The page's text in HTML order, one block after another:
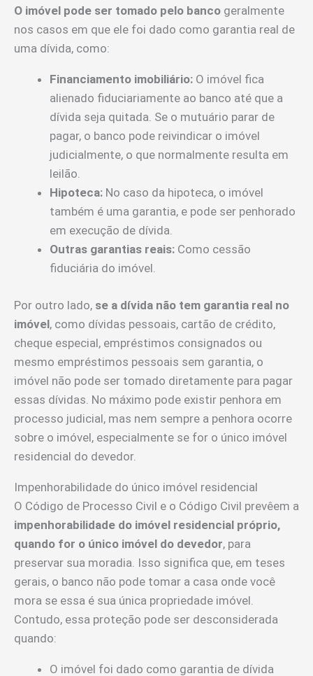
O imóvel pode ser tomado pelo banco geralmente
nos casos em que ele foi dado como garantia real de
uma dívida, como:
Financiamento imobiliário: O imóvel fica
alienado fiduciariamente ao banco até que a
dívida seja quitada. Se o mutuário parar de
pagar, o banco pode reivindicar o imóvel
judicialmente, o que normalmente resulta em
leilão.
Hipoteca: No caso da hipoteca, o imóvel
também é uma garantia, e pode ser penhorado
em execução de dívida.
Outras garantias reais: Como cessão
fiduciária do imóvel.
Por outro lado, se a dívida não tem garantia real no
imóvel, como dívidas pessoais, cartão de crédito,
cheque especial, empréstimos consignados ou
mesmo empréstimos pessoais sem garantia, o
imóvel não pode ser tomado diretamente para pagar
essas dívidas. No máximo pode existir penhora em
processo judicial, mas nem sempre a penhora ocorre
sobre o imóvel, especialmente se for o único imóvel
residencial do devedor.
Impenhorabilidade do único imóvel residencial
O Código de Processo Civil e o Código Civil prevêem a
impenhorabilidade do imóvel residencial próprio,
quando for o único imóvel do devedor, para
preservar sua moradia. Isso significa que, em teses
gerais, o banco não pode tomar a casa onde você
mora se essa é sua única propriedade imóvel.
Contudo, essa proteção pode ser desconsiderada
quando:
O imóvel foi dado como garantia de dívida